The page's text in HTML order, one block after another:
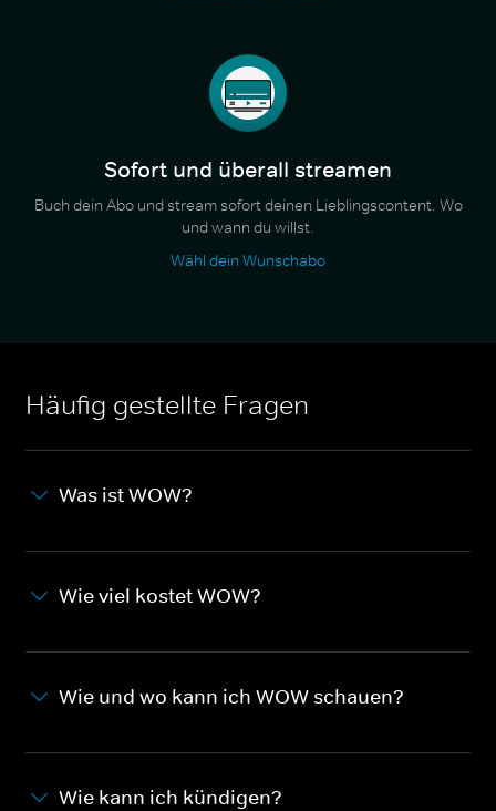
Sofort und überall streamen
Buch dein Abo und stream sofort deinen Lieblingscontent. Wo
und wann du willst.
Wähl dein Wunschabo
Häufig gestellte Fragen
Was ist WOW?
Wie viel kostet WOW?
Wie und wo kann ich WOW schauen?
Wie kann ich kündigen?